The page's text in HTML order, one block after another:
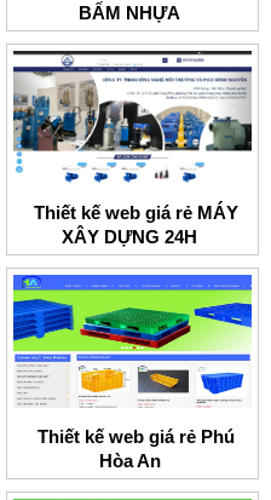
BẤM NHỰA
Thiết kế web giá rẻ MÁY
XÂY DỰNG 24H
Thiết kế web giá rẻ Phú
Hòa An